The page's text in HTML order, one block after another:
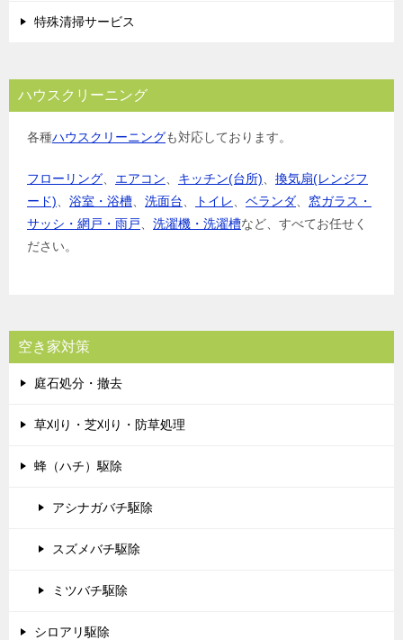
特殊清掃サービス
ハウスクリーニング
各種ハウスクリーニングも対応しております。
フローリング エアコン キッチン(台所)
換気扇(レンジフ
ード)
浴室・浴槽 洗面台 トイレ ベランダ
窓ガラス・
サッシ・網戸・雨戸
洗濯機・洗濯槽など、すべてお任せく
ださい。
空き家対策
庭石処分・撤去
草刈り・芝刈り・防草処理
蜂（ハチ）駆除
アシナガバチ駆除
スズメバチ駆除
ミツバチ駆除
シロアリ駆除